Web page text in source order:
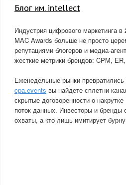
Блог им. intellect
Индустрия цифрового маркетинга
MAC Awards больше не просто
репутациями блогеров и медиа-
жесткие метрики брендов: CPM,
Еженедельные рынки
cpa.events вы найдете сплетни
скрытые договоренности о
поток данных. Инвесторы и бренды
охваты, а кто лишь имитирует